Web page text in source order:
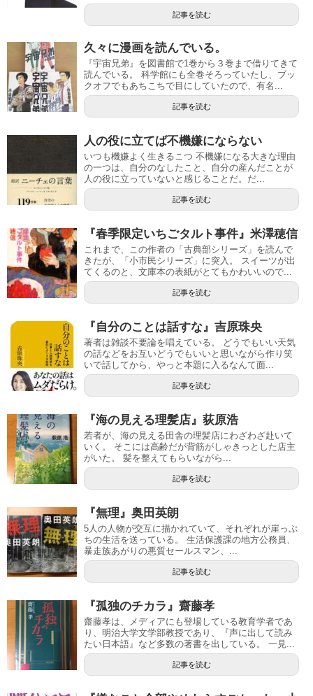
記事を読む
久々に漫画を読んでいる。
『宇宙兄弟』を図書館で1巻から３巻まで借りてきて
読んでいる。 科学館にも全巻そろっていたし、ブッ
クオフでもあちこちで目にしていたので、有名...
記事を読む
人の役に立てば不機嫌にならない
いつも機嫌よく生きるこつ 不機嫌になる大きな理由
の一つは、自分のなしたこと、自分の産んだことが
人の役に立っていないと感じることだ。だ...
記事を読む
『春季限定いちごタルト事件』米澤穂信
これまで、この作者の「古典部シリーズ」を読んで
きたが、「小市民シリーズ」に突入。 スイーツが出
てくるのと、文庫本の表紙がとてもかわいいので...
記事を読む
『自分のことは話すな』吉原珠央
著者は雑談不要論を唱えている。 どうでもいい天気
の話などをお互いどうでもいいと思いながら作り笑
いで話してから、やっと本題に入るなんて面...
記事を読む
『海の見える理髪店』荻原浩
若者が、海の見える田舎の理髪店にわざわざ赴いて
いく。 そこには高齢だが背筋がしゃきっとした店主
がいた。 髪を整えてもらいながら...
記事を読む
『無理』奥田英朗
5人の人物が交互に描かれていて、それぞれが崖っぷ
ちの生活を送っている。 生活保護課の地方公務員、
暴走族あがりの悪質セールスマン、...
記事を読む
『孤独のチカラ』齋藤孝
齋藤孝は、メディアにも登場している教育学者であ
り、明治大学文学部教授であり、『声に出して読み
たい日本語』など多数の著書を出している。 一見...
記事を読む